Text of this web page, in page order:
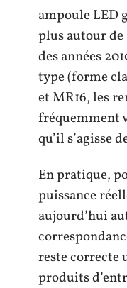
ampoule LED
plus autour
des années
type (forme
et MR16, les
fréquemment
qu’il s’agisse
En pratique,
puissance
aujourd’hui
reste correcte
produits